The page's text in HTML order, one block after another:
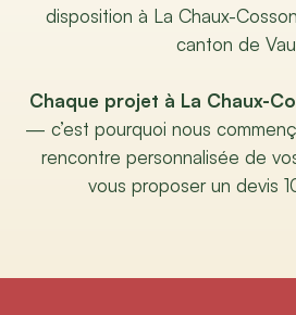
disposition à La Chaux-
canton de
Chaque projet à La Chaux-
— c’est pourquoi nous
rencontre personnalisée de
vous proposer un devis